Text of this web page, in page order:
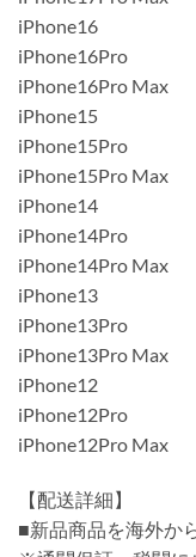
iPhone16
iPhone16Pro
iPhone16Pro Max
iPhone15
iPhone15Pro
iPhone15Pro Max
iPhone14
iPhone14Pro
iPhone14Pro Max
iPhone13
iPhone13Pro
iPhone13Pro Max
iPhone12
iPhone12Pro
iPhone12Pro Max
【配送詳細】
■新品商品を海外か